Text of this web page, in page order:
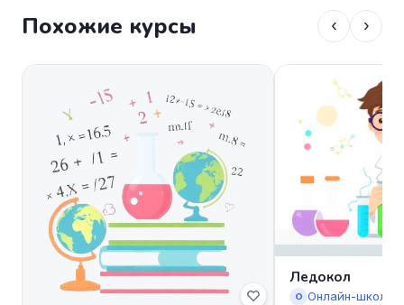
Похожие курсы ‹ ›
Ледокол
О Онлайн-школа